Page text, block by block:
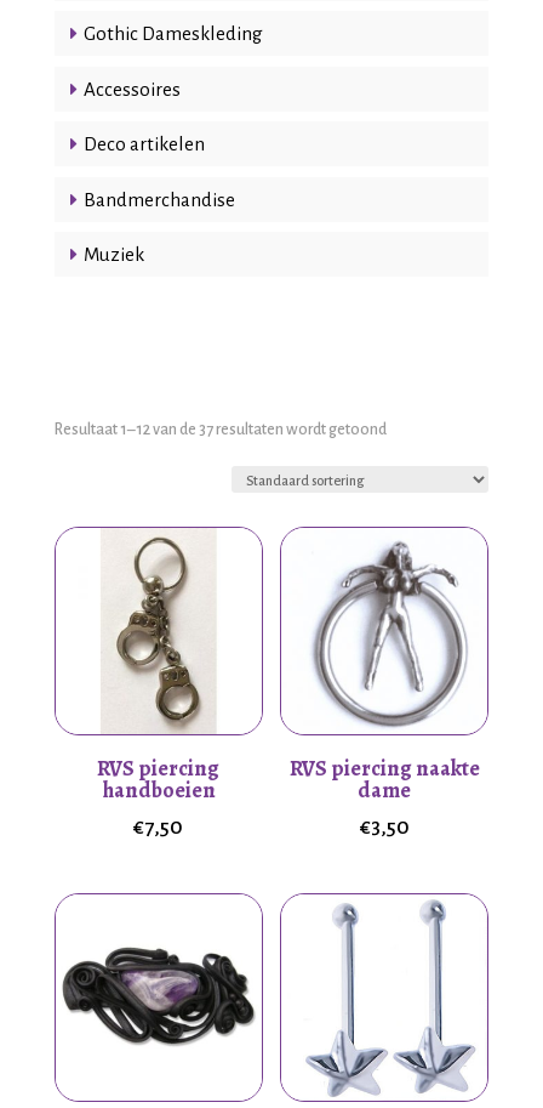
Gothic Dameskleding
Accessoires
Deco artikelen
Bandmerchandise
Muziek
Resultaat 1–12 van de 37 resultaten wordt getoond
RVS piercing
handboeien
€7,50
RVS piercing naakte
dame
€3,50